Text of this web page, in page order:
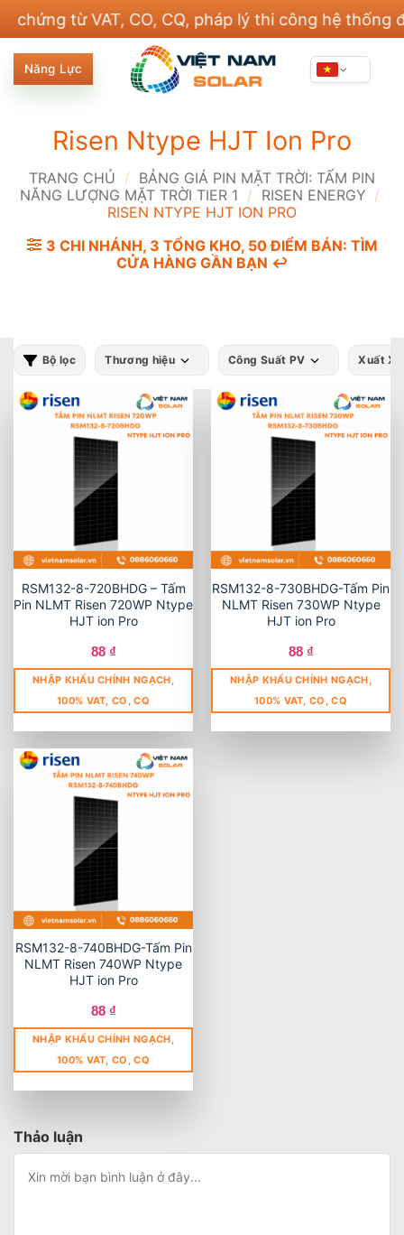
nội
dung
từ VAT, CO, CQ, pháp lý thi công hệ thống điện
Năng Lực
Risen Ntype HJT Ion Pro
TRANG CHỦ / BẢNG GIÁ PIN MẶT TRỜI: TẤM PIN
NĂNG LƯỢNG MẶT TRỜI TIER 1 / RISEN ENERGY /
RISEN NTYPE HJT ION PRO
3 CHI NHÁNH, 3 TỔNG KHO, 50 ĐIỂM BÁN: TÌM
CỬA HÀNG GẦN BẠN ↩️
Bộ lọc Thương hiệu Công Suất PV Xuất Xứ
RSM132-8-720BHDG – Tấm
Pin NLMT Risen 720WP Ntype
HJT ion Pro
88 ₫
NHẬP KHẨU CHÍNH NGẠCH,
100% VAT, CO, CQ
RSM132-8-730BHDG-Tấm Pin
NLMT Risen 730WP Ntype
HJT ion Pro
88 ₫
NHẬP KHẨU CHÍNH NGẠCH,
100% VAT, CO, CQ
RSM132-8-740BHDG-Tấm Pin
NLMT Risen 740WP Ntype
HJT ion Pro
88 ₫
NHẬP KHẨU CHÍNH NGẠCH,
100% VAT, CO, CQ
Thảo luận